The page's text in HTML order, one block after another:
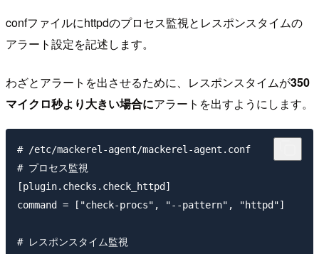
confファイルにhttpdのプロセス監視とレスポンスタイムの
アラート設定を記述します。
わざとアラートを出させるために、レスポンスタイムが350
マイクロ秒より大きい場合にアラートを出すようにします。
# /etc/mackerel-agent/mackerel-agent.conf
# プロセス監視
[plugin.checks.check_httpd]
command = ["check-procs", "--pattern", "httpd"]
# レスポンスタイム監視